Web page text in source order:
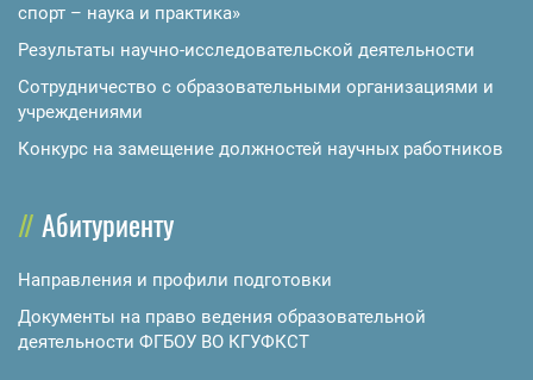
спорт – наука и практика»
Результаты научно-исследовательской деятельности
Сотрудничество с образовательными организациями и
учреждениями
Конкурс на замещение должностей научных работников
Абитуриенту
Направления и профили подготовки
Документы на право ведения образовательной
деятельности ФГБОУ ВО КГУФКСТ